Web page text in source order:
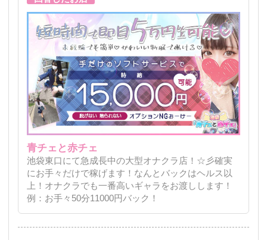
青チェと赤チェ
池袋東口にて急成長中の大型オナクラ店！☆彡確実
にお手々だけで稼げます！なんとバックはヘルス以
上！オナクラでも一番高いギャラをお渡しします！
例：お手々50分11000円バック！